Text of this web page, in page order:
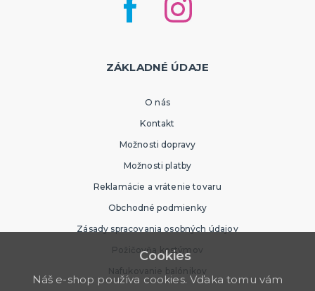
ZÁKLADNÉ ÚDAJE
O nás
Kontakt
Možnosti dopravy
Možnosti platby
Reklamácie a vrátenie tovaru
Obchodné podmienky
Zásady spracovania osobných údajov
Požičovňa kostýmov
Nafukovanie balónikov
Cookies
Náš e-shop používa cookies. Vďaka tomu vám